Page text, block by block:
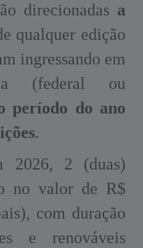
direcionadas a
qualquer edição
ingressando em
(federal ou
período do ano
.
2026, 2 (duas)
no valor de R$
com duração
e renováveis